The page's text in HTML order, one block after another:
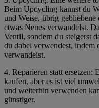
Beim Upcycling kannst du
und Weise, übrig
etwas Neues verwandelst.
Ventil, sondern du steigerst
du dabei verwendest, indem
verwandelst.
4. Reparieren statt ersetzen:
kaufen, aber es ist viel
und weiterhin verwenden
günstiger.